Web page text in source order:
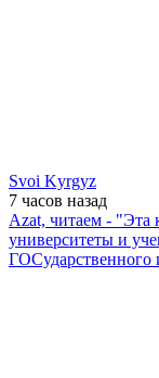
Svoi Kyrgyz
7 часов назад
Azat, читаем - "Эта
университеты и